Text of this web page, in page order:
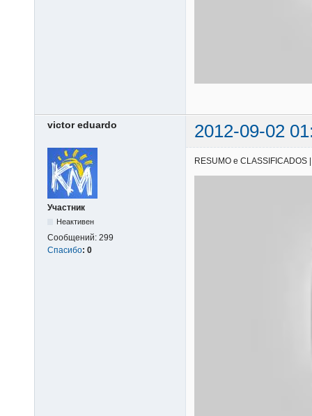
victor eduardo 2012-09-02
Участник
Неактивен
Сообщений: 299
Спасибо: 0
RESUMO e